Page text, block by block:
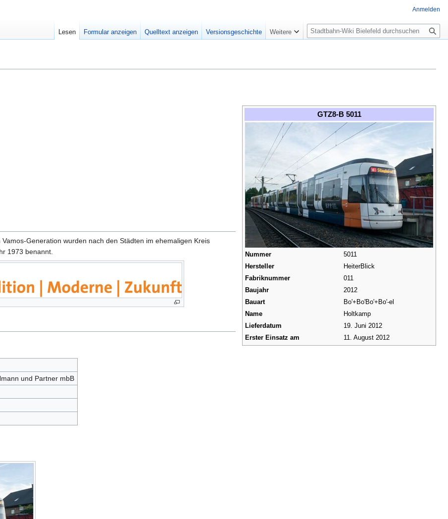
GTZ8-B 5011
Nummer
5011
Hersteller
HeiterBlick
Fabriknummer
011
Baujahr
2012
Bauart
Bo'+Bo'Bo'+Bo'-el
Name
Holtkamp
Lieferdatum
19. Juni 2012
Erster Einsatz am
11. August 2012
Generation wurden nach den Städten im ehemaligen Kreis
1973 benannt.
und Partner mbB
Anmelden
Lesen Formular anzeigen Quelltext anzeigen Versionsgeschichte Weitere
S
u
e